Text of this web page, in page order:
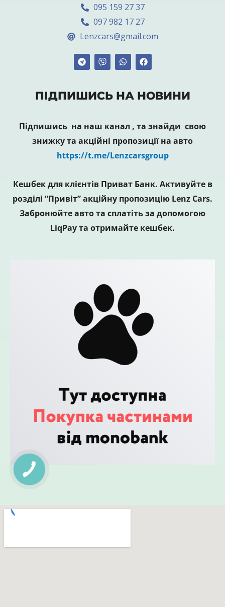
095 159 27 37
097 982 17 27
Lenzcars@gmail.com
ПІДПИШИСЬ НА НОВИНИ
Підпишись на наш канал , та знайди свою
знижку та акційні пропозиції на авто
https://t.me/Lenzcarsgroup
Кешбек для клієнтів Приват Банк. Активуйте в
розділі “Привіт” акційну пропозицію Lenz Cars.
Забронюйте авто та сплатіть за допомогою
LiqPay та отримайте кешбек.